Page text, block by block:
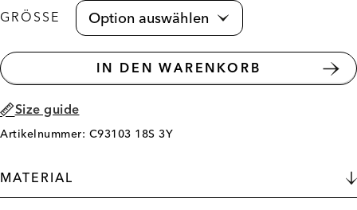
GRÖSSE
IN DEN WARENKORB
Size guide
Artikelnummer: C93103 18S 3Y
MATERIAL